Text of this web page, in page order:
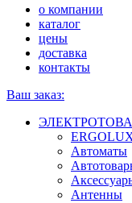
о компании
каталог
цены
доставка
контакты
Ваш заказ:
Автоматы
Антенны